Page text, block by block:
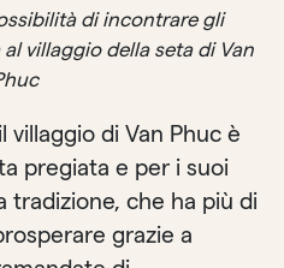
di incontrare gli
villaggio della seta di Van
villaggio di Van Phuc è
pregiata e per i suoi
tradizione, che ha più di
grazie a